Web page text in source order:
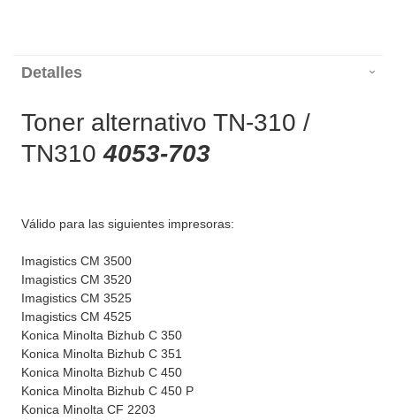
Detalles
Toner alternativo TN-310 /
TN3104053-703
Válido para las siguientes impresoras:
Imagistics CM 3500
Imagistics CM 3520
Imagistics CM 3525
Imagistics CM 4525
Konica Minolta Bizhub C 350
Konica Minolta Bizhub C 351
Konica Minolta Bizhub C 450
Konica Minolta Bizhub C 450 P
Konica Minolta CF 2203